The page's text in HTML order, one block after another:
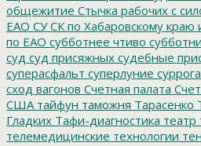
общежитие Стычка рабочих с
ЕАО СУ СК по Хабаровскому краю
по ЕАО субботнее чтиво
суд суд присяжных судебные
суперасфальт суперлуние
сход вагонов Счетная палата
США тайфун таможня Тарасенко
Гладких Тафи-диагностика театр
телемедицинские технологии